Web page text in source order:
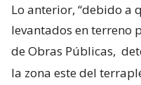
Lo anterior, “debido a
levantados en terreno
de Obras Públicas,
la zona este del